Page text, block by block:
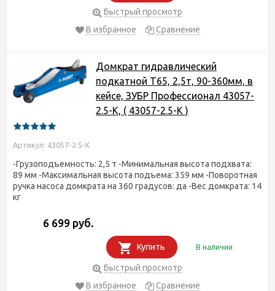
Быстрый просмотр
В избранное
Сравнение
Домкрат гидравлический
подкатной T65, 2,5т, 90-360мм, в
кейсе, ЗУБР Профессионал 43057-
2.5-K, ( 43057-2.5-K )
Артикул: 43057-2.5-K
-Грузоподъемность: 2,5 т -Минимальная высота подхвата:
89 мм -Максимальная высота подъема: 359 мм -Поворотная
ручка насоса домкрата на 360 градусов: да -Вес домкрата: 14
кг
6 699 руб.
Купить В наличии
Быстрый просмотр
В избранное
Сравнение